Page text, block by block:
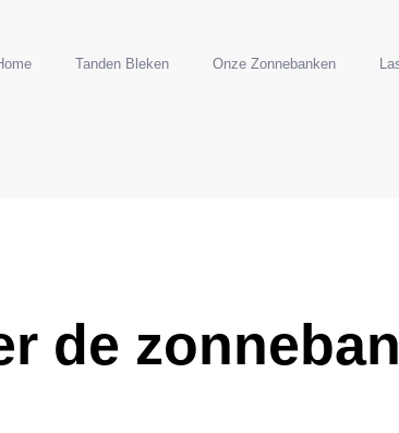
Tanden Bleken Onze Zonnebanken
de